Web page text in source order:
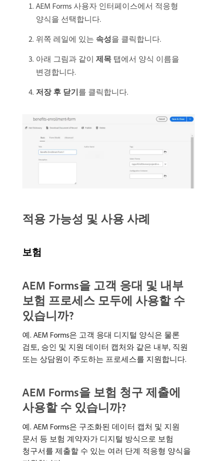
AEM Forms 사용자 인터페이스에서 적응형
양식을 선택합니다.
위쪽 레일에 있는 속성​을 클릭합니다.
아래 그림과 같이 제목 탭에서 양식 이름을
변경합니다.
저장 후 닫기​를 클릭합니다.
적용 가능성 및 사용 사례
보험
AEM Forms을 고객 응대 및 내부
보험 프로세스 모두에 사용할 수
있습니까?
예. AEM Forms은 고객 응대 디지털 양식은 물론
검토, 승인 및 지원 데이터 캡처와 같은 내부, 직원
또는 상담원이 주도하는 프로세스를 지원합니다.
AEM Forms을 보험 청구 제출에
사용할 수 있습니까?
예. AEM Forms은 구조화된 데이터 캡처 및 지원
문서 등 보험 계약자가 디지털 방식으로 보험
청구서를 제출할 수 있는 여러 단계 적응형 양식을